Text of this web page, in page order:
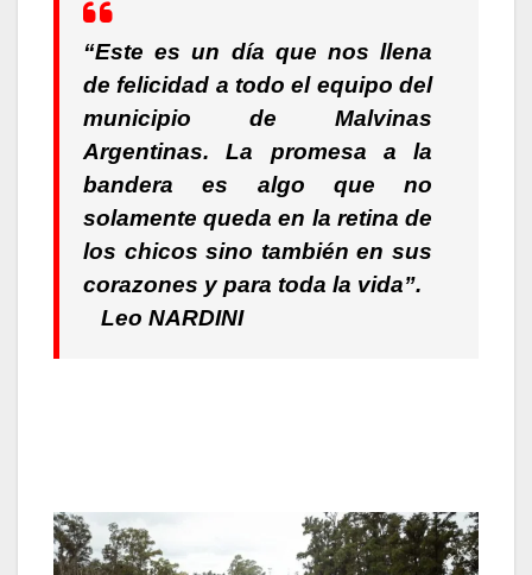
“Este es un día que nos llena
de felicidad a todo el equipo del
municipio de Malvinas
Argentinas. La promesa a la
bandera es algo que no
solamente queda en la retina de
los chicos sino también en sus
corazones y para toda la vida”.
Leo NARDINI